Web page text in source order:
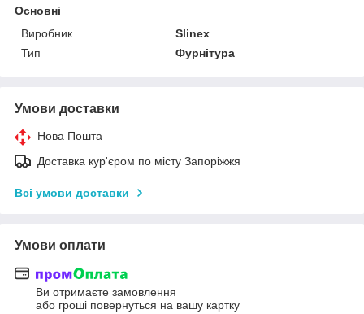
Основні
Виробник
Slinex
Тип
Фурнітура
Умови доставки
Нова Пошта
Доставка кур'єром по місту Запоріжжя
Всі умови доставки
Умови оплати
Ви отримаєте замовлення
або гроші повернуться на вашу картку